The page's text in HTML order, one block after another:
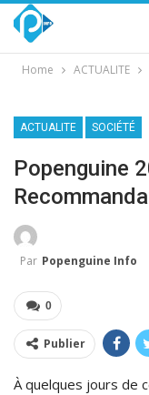
Home ACTUALITE
ACTUALITE SOCIÉTÉ
Popenguine
Par Popenguine Info
0
Publier
À quelques jours de